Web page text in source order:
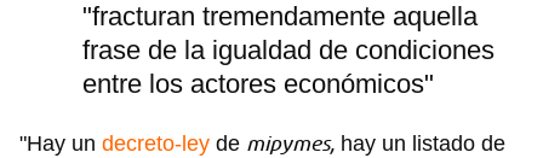
"fracturan tremendamente aquella
frase de la igualdad de condiciones
entre los actores económicos"
"Hay un decreto-ley de mipymes, hay un listado de